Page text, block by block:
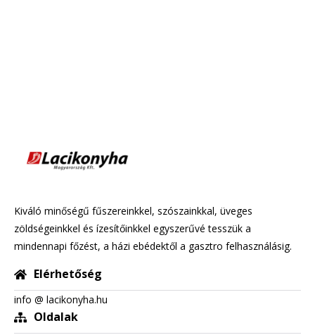
Kiváló minőségű fűszereinkkel, szószainkkal, üveges
zöldségeinkkel és ízesítőinkkel egyszerűvé tesszük a
mindennapi főzést, a házi ebédektől a gasztro felhasználásig.
Elérhetőség
info @ lacikonyha.hu
Oldalak